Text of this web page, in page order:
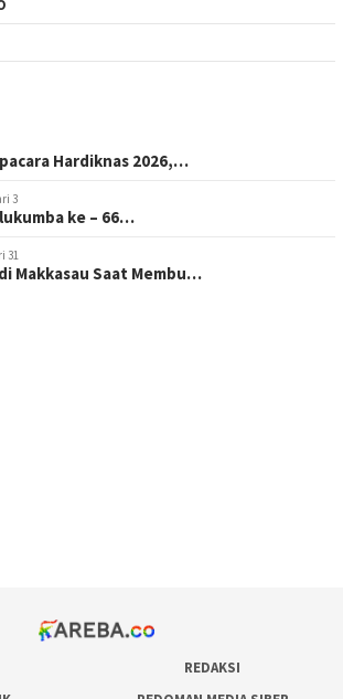
Hardiknas 2026,…
3
ke – 66…
31
Makkasau Saat Membu…
REDAKSI